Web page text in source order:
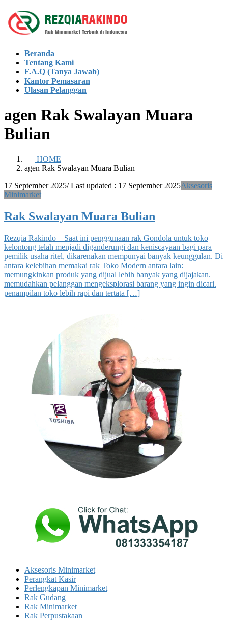
Skip
to
the
Skip
to
the
Beranda
Tentang Kami
F.A.Q (Tanya Jawab)
Kantor Pemasaran
Ulasan Pelanggan
agen Rak Swalayan Muara
Bulian
HOME
agen Rak Swalayan Muara Bulian
17 September 2025/ Last updated : 17 September 2025Aksesoris
Minimarket
Rak Swalayan Muara Bulian
Rezqia Rakindo – Saat ini penggunaan rak Gondola untuk toko
kelontong telah menjadi diganderungi dan keniscayaan bagi para
pemilik usaha ritel, dikarenakan mempunyai banyak keunggulan. Di
antara kelebihan memakai rak Toko Modern antara lain:
memungkinkan produk yang dijual lebih banyak yang dijajakan.
memudahkan pelanggan mengeksplorasi barang yang ingin dicari.
penampilan toko lebih rapi dan tertata […]
Aksesoris Minimarket
Perangkat Kasir
Perlengkapan Minimarket
Rak Gudang
Rak Minimarket
Rak Perpustakaan